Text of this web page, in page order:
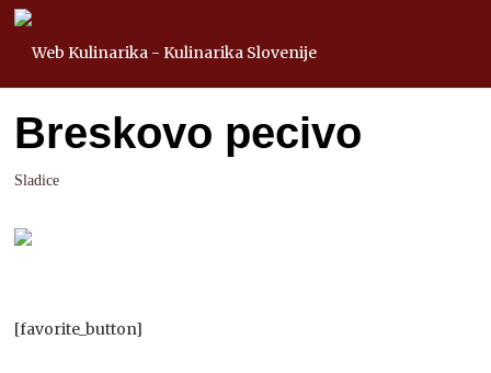
Breskovo pecivo
Sladice
[favorite_button]